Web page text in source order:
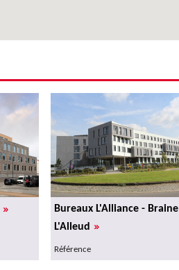
»
Bureaux L'Alliance - Braine
L'Alleud »
Référence